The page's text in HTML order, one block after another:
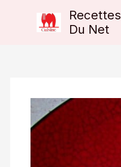
Recettes
Du Net